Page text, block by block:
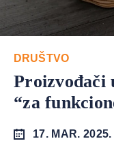
DRUŠTVO
Proizvođači
“za
17. MAR. 2025.